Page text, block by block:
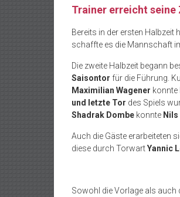
Trainer erreicht seine
Bereits in der ersten Halbzeit
schaffte es die Mannschaft
Die zweite Halbzeit begann
Saisontor für die Führung.
Maximilian Wagener konnte
und letzte Tor des Spiels
Shadrak Dombe konnte
Auch die Gäste erarbeiteten
diese durch TorwartYannic
Sowohl die Vorlage als auch